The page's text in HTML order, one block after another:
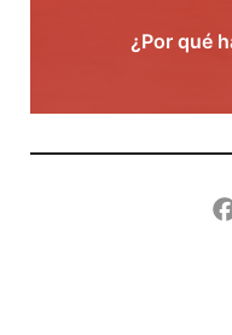
¿Por qué